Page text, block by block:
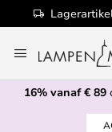
naar
de
inhoud
16% vanaf € 89